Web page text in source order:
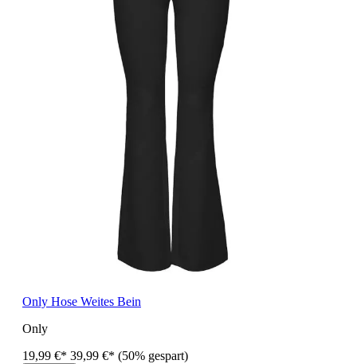
Only Hose Weites Bein
Only
19,99 €* 39,99 €* (50% gespart)